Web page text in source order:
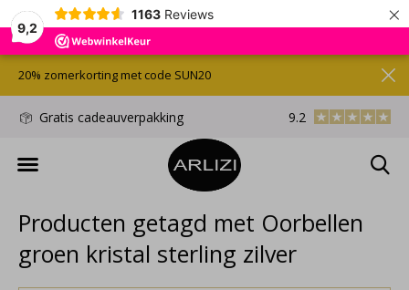
9,2
1163 Reviews ×
Gratis cadeauverpakking Gratis verzonden/
9.2
20% zomerkorting met code SUN20
Producten getagd met Oorbellen
groen kristal sterling zilver